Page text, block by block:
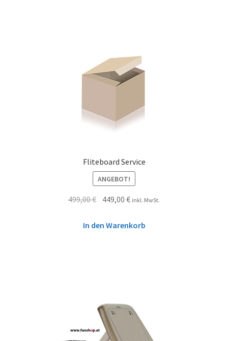
Fliteboard Service
ANGEBOT!
499,00€ 449,00€ inkl. MwSt.
In den Warenkorb